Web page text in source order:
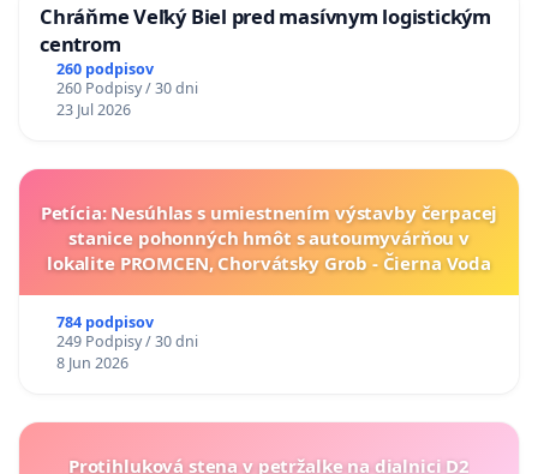
Chráňme Veľký Biel pred masívnym logistickým
centrom
260 podpisov
260 Podpisy / 30 dni
23 Jul 2026
Petícia: Nesúhlas s umiestnením výstavby čerpacej
stanice pohonných hmôt s autoumyvárňou v
lokalite PROMCEN, Chorvátsky Grob - Čierna Voda
784 podpisov
249 Podpisy / 30 dni
8 Jun 2026
Protihluková stena v petržalke na dialnici D2